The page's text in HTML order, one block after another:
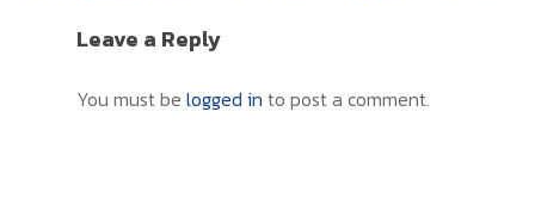
Leave a Reply
You must be logged in to post a comment.